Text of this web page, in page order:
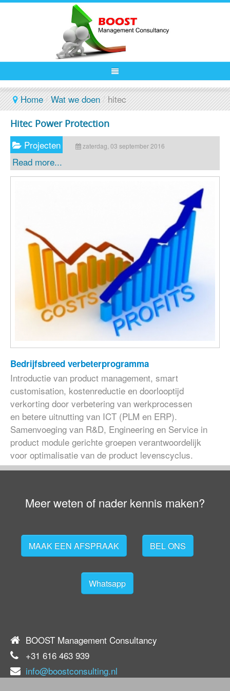
Home / Wat we doen / hitec
Hitec Power Protection
Projecten zaterdag, 03 september 2016
Read more...
Bedrijfsbreed verbeterprogramma
Introductie van product management, smart
customisation, kostenreductie en doorlooptijd
verkorting door verbetering van werkprocessen
en betere uitnutting van ICT (PLM en ERP).
Samenvoeging van R&D, Engineering en Service in
product module gerichte groepen verantwoordelijk
voor optimalisatie van de product levenscyclus.
Meer weten of nader kennis maken?
MAAK EEN AFSPRAAK BEL ONS
Whatsapp
BOOST Management Consultancy
+31 616 463 939
info@boostconsulting.nl